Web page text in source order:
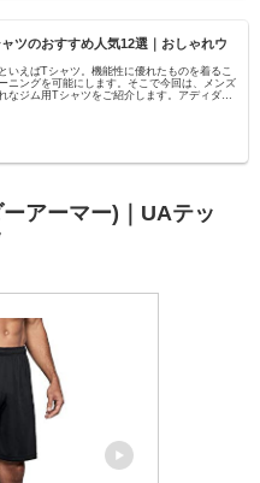
ツのおすすめ人気12選｜おしゃれウ
いえばTシャツ。機能性に優れたものを着るこ
ニングを可能にします。そこで今回は、メンズ
なジム用Tシャツをご紹介します。アディダス
アーマー)｜UAテッ